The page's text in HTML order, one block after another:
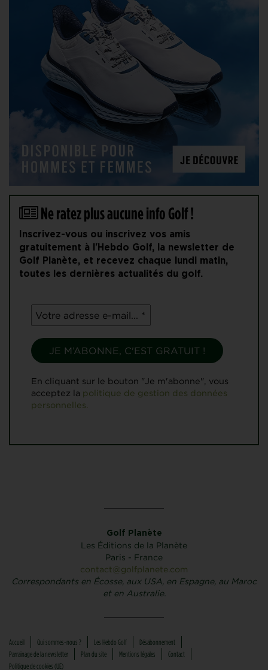
Ne ratez plus aucune info Golf !
Inscrivez-vous ou inscrivez vos amis
gratuitement à l'Hebdo Golf, la newsletter de
Golf Planète, et recevez chaque lundi matin,
toutes les dernières actualités du golf.
En cliquant sur le bouton "Je m'abonne", vous
acceptez la politique de gestion des données
personnelles.
Golf Planète
Les Éditions de la Planète
Paris - France
contact@golfplanete.com
Correspondants en Écosse, aux USA, en Espagne, au Maroc
et en Australie.
Accueil Qui sommes-nous ? Les Hebdo Golf
Désabonnement
Parrainage de la newsletter
Plan du site Mentions légales
Contact
Politique de cookies (UE)